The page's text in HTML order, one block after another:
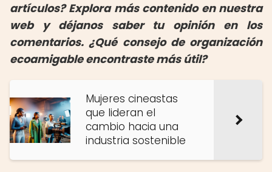
artículos? Explora más contenido en nuestra
web y déjanos saber tu opinión en los
comentarios. ¿Qué consejo de organización
ecoamigable encontraste más útil?
Mujeres cineastas
que lideran el
cambio hacia una
industria sostenible